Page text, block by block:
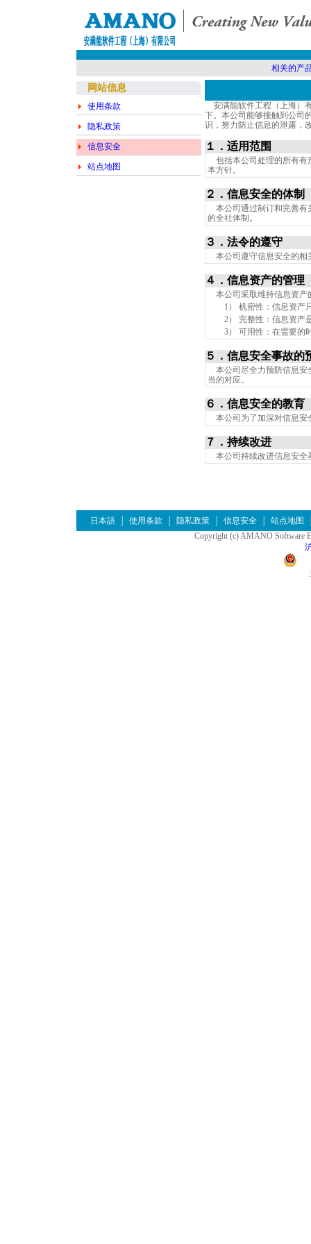
相关的产
网站信息
使用条款
隐私政策
信息安全
站点地图
安满能软件工程（上海）
下。本公司能够接触到公司
识，努力防止信息的泄露，
１．适用范围
包括本公司处理的所有有
本方针。
２．信息安全的体制
本公司通过制订和完善有
的全社体制。
３．法令的遵守
本公司遵守信息安全的相
４．信息资产的管理
本公司采取维持信息资产
1） 机密性：信息资产
2） 完整性：信息资产
3） 可用性：在需要的
５．信息安全事故的
本公司尽全力预防信息安
当的对应。
６．信息安全的教育
本公司为了加深对信息安
７．持续改进
本公司持续改进信息安全
日本語 使用条款 隐私政策 信息安全
站点地图
Copyright (c) AMANO Software